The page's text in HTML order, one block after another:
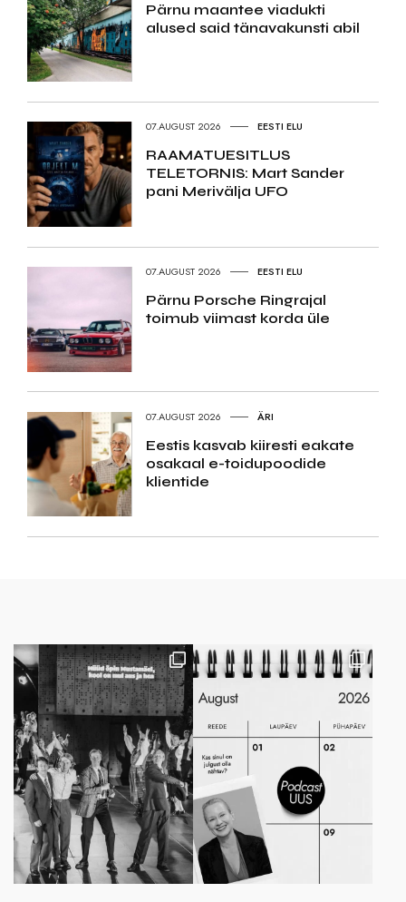
Pärnu maantee viadukti
alused said tänavakunsti abil
07.AUGUST 2026 EESTI ELU
RAAMATUESITLUS
TELETORNIS: Mart Sander
pani Merivälja UFO
07.AUGUST 2026 EESTI ELU
Pärnu Porsche Ringrajal
toimub viimast korda üle
07.AUGUST 2026 ÄRI
Eestis kasvab kiiresti eakate
osakaal e-toidupoodide
klientide